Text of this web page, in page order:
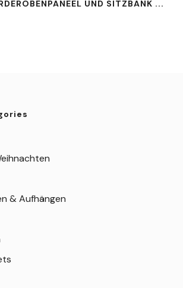
UND SITZBANK ...
& Aufhängen